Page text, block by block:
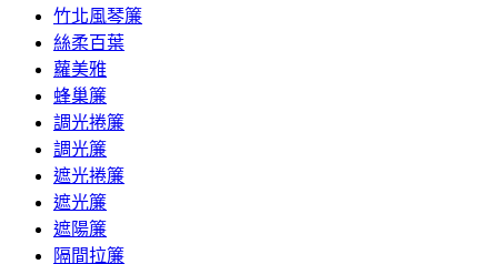
竹北風琴簾
絲柔百葉
蘿美雅
蜂巢簾
調光捲簾
調光簾
遮光捲簾
遮光簾
遮陽簾
隔間拉簾